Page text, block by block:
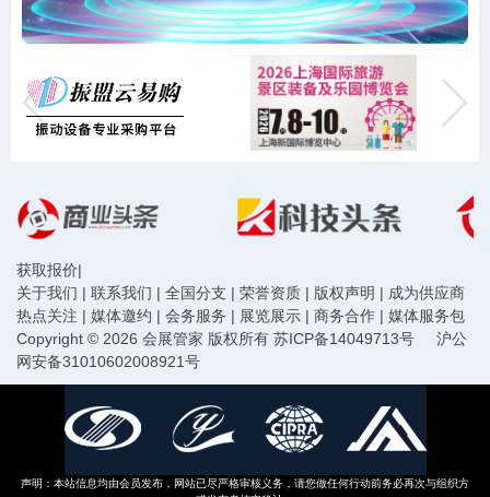
获取报价|
关于我们 | 联系我们 | 全国分支 | 荣誉资质 | 版权声明 | 成为供应商
热点关注 | 媒体邀约 | 会务服务 | 展览展示 | 商务合作 | 媒体服务包
Copyright © 2026 会展管家 版权所有 苏ICP备14049713号
沪公
网安备31010602008921号
声明：本站信息均由会员发布，网站已尽严格审核义务，请您做任何行动前务必再次与组织方